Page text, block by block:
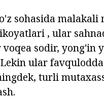
sohasida
, ular
sodir,
ular
turli